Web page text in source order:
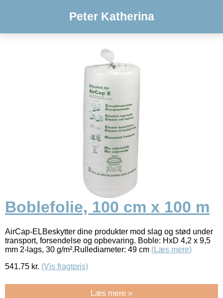
Peter Katherina
Boblefolie, 100 cm x 100 m
AirCap-ELBeskytter dine produkter mod slag og stød under
transport, forsendelse og opbevaring. Boble: HxD 4,2 x 9,5
mm 2-lags, 30 g/m².Rullediameter: 49 cm (Læs mere)
541.75 kr. (Vis fragtpris)
Læs mere »